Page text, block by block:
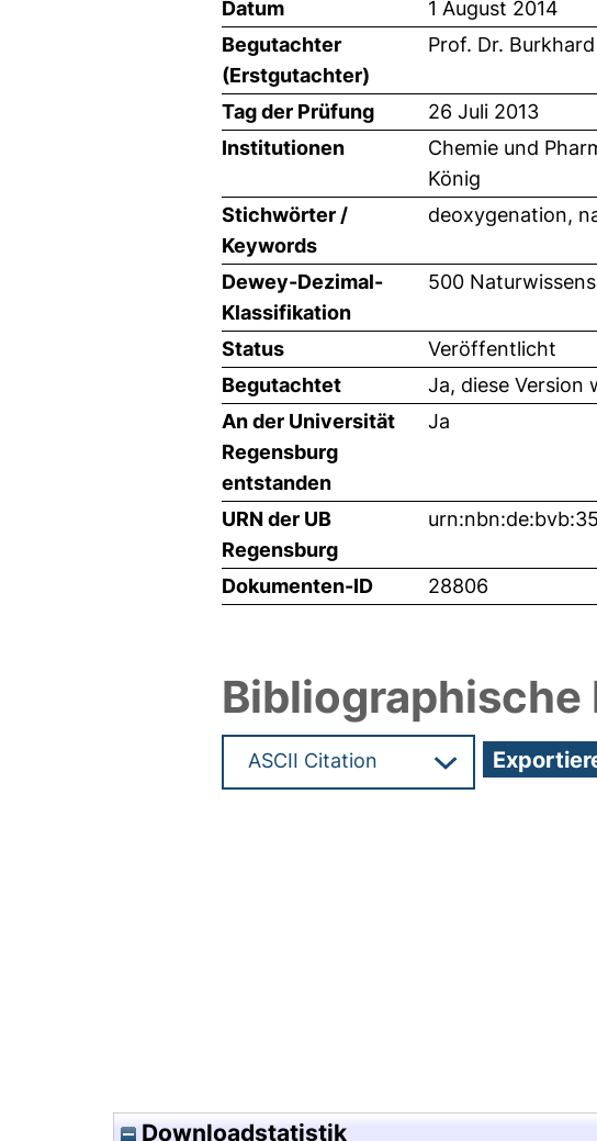
Datum
1 August 2014
Begutachter
(Erstgutachter)
Prof. Dr.
Tag der Prüfung
26 Juli 2013
Institutionen
Chemie und
König
Stichwörter /
Keywords
deoxygenation,
Dewey-Dezimal-
Klassifikation
500
Status
Veröffentlicht
Begutachtet
Ja, diese Version
An der Universität
Regensburg
entstanden
Ja
URN der UB
Regensburg
Dokumenten-ID 28806
Downloadstatistik